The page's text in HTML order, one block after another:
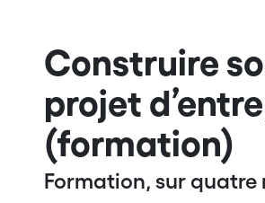
Construire
projet
(formation)
Formation, sur quatre